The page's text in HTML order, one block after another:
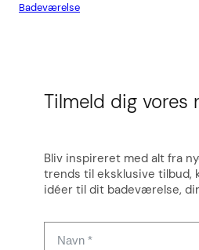
Badeværelse
Tilmeld dig vores
Bliv inspireret med alt fra
trends til eksklusive tilbud,
idéer til dit badeværelse,